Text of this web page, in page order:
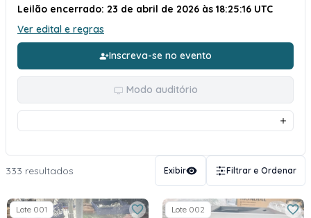
Leilão encerrado: 23 de abril de 2026 às 18:25:16 UTC
Ver edital e regras
Inscreva-se no evento
Modo auditório
333 resultados Exibir Filtrar e Ordenar
Lote 001 Lote 002